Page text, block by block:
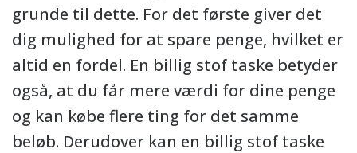
grunde til dette. For det første giver det
dig mulighed for at spare penge, hvilket er
altid en fordel. En billig stof taske betyder
også, at du får mere værdi for dine penge
og kan købe flere ting for det samme
beløb. Derudover kan en billig stof taske